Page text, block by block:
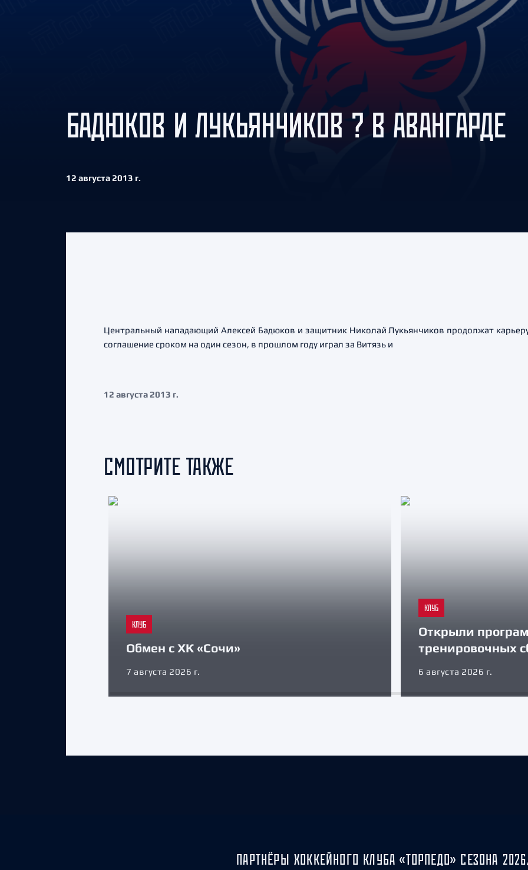
Амур
Барыс
Салават Юлаев
Сибирь
БАДЮКОВ И ЛУКЬЯНЧИКОВ ? В АВАНГАРДЕ
12 августа 2013 г.
Центральный нападающий Алексей Бадюков и защитник Николай Лукьянчиков продолжат
соглашение сроком на один сезон, в прошлом году играл за Витязь и
12 августа 2013 г.
СМОТРИТЕ ТАКЖЕ
КЛУБ
Обмен с ХК «Сочи»
7 августа 2026 г.
КЛУБ
Открыли
тренировочных
6 августа 2026 г.
ПАРТНЁРЫ ХОККЕЙНОГО КЛУБА «ТОРПЕДО» СЕЗОНА